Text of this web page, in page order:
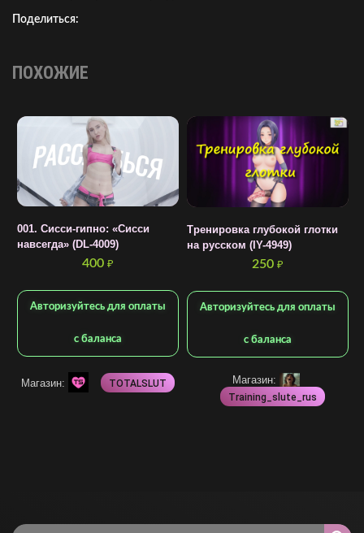
Поделиться:
ПОХОЖИЕ
001. Сисси-гипно: «Сисси
навсегда» (DL-4009)
400 ₽
Авторизуйтесь для оплаты
с баланса
Магазин: TOTALSLUT
Тренировка глубокой глотки
на русском (IY-4949)
250 ₽
Авторизуйтесь для оплаты
с баланса
Магазин:
Training_slute_rus